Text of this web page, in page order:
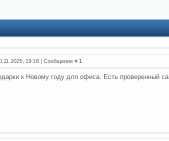
19:18 | Сообщение # 1
к Новому году для офиса. Есть проверенный